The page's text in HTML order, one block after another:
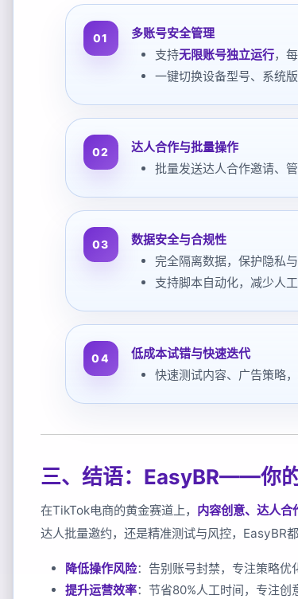
多账号安全管理
支持无限账号独立运行，
一键切换设备型号、系统
达人合作与批量操作
批量发送达人合作邀请、
数据安全与合规性
完全隔离数据，保护隐私
支持脚本自动化，减少人
低成本试错与快速迭代
快速测试内容、广告策略
三、结语：EasyBR——你
在TikTok电商的黄金赛道上， 内容创意、达人合
达人批量邀约，还是精准测试与风控，EasyBR都
降低操作风险：告别账号封禁，专注策略优
提升运营效率：节省80%人工时间，专注创